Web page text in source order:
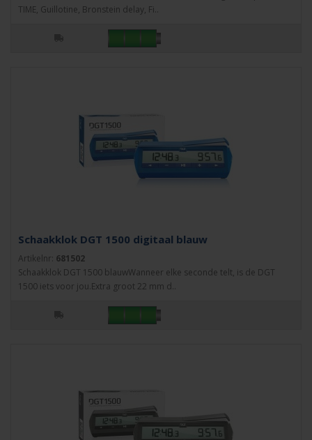
TIME, Guillotine, Bronstein delay, Fi..
Schaakklok DGT 1500 digitaal blauw
Artikelnr: 681502
Schaakklok DGT 1500 blauwWanneer elke seconde telt, is de DGT
1500 iets voor jou.Extra groot 22 mm d..